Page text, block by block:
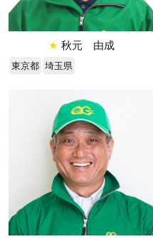
★ 秋元 由成
東京都 埼玉県